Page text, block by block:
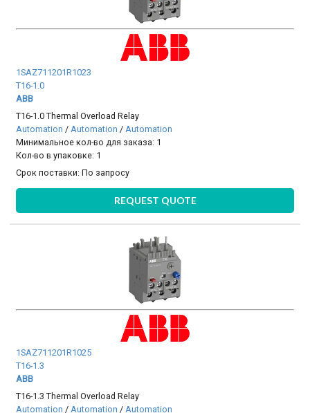
1SAZ711201R1023
T16-1.0
ABB
T16-1.0 Thermal Overload Relay
Automation / Automation / Automation
Минимальное кол-во для заказа: 1
Кол-во в упаковке: 1
Срок поставки:По запросу
REQUEST QUOTE
1SAZ711201R1025
T16-1.3
ABB
T16-1.3 Thermal Overload Relay
Automation /Automation /Automation